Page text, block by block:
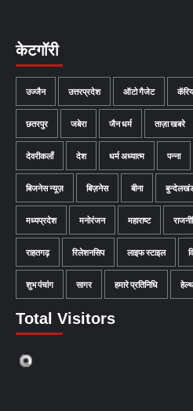
केटगॉरी
उज्जैन उत्तरप्रदेश ऑटो गैजेट
छतरपुर जबेरा जैन धर्म ताज़ा खबरे
देवरीकलाँ देश धर्म अध्यात्म पन्ना
बिजनेस न्यूज़ बिज़नेस बीना
मध्यप्रदेश मनोरंजन महाराष्ट
राहतगढ़ रिलेशनसिप लाइफ स्टाइल
शुभ पंचांग सागर हमारे प्रतिनिधि हेल्थ
Total Visitors